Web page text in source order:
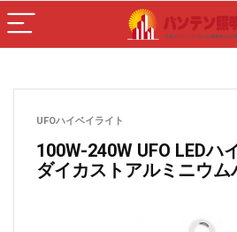
UFOハイベイライト
100W-240W UFO LEDハ
ダイカストアルミニウム